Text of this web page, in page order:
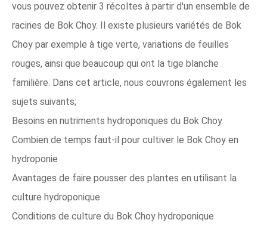
vous pouvez obtenir 3 récoltes à partir d'un ensemble de
racines de Bok Choy. Il existe plusieurs variétés de Bok
Choy par exemple à tige verte, variations de feuilles
rouges, ainsi que beaucoup qui ont la tige blanche
familière. Dans cet article, nous couvrons également les
sujets suivants;
Besoins en nutriments hydroponiques du Bok Choy
Combien de temps faut-il pour cultiver le Bok Choy en
hydroponie
Avantages de faire pousser des plantes en utilisant la
culture hydroponique
Conditions de culture du Bok Choy hydroponique